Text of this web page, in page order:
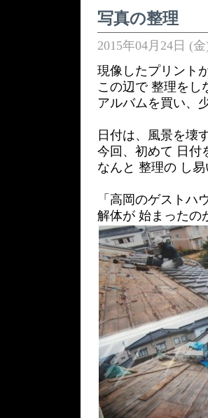
写真の整理
2015年04月24日 (金
現像したプリント
この辺で 整理をし
アルバムを買い、
日付は、風景を壊
今回、初めて 日付
なんと 整理の し易
「高岡のゲストハ
解体が 始まったの